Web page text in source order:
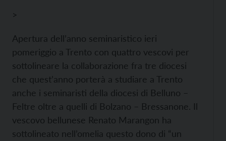
>
Apertura dell’anno seminaristico ieri
pomeriggio a Trento con quattro vescovi per
sottolineare la collaborazione fra tre diocesi
che quest’anno porterà a studiare a Trento
anche i seminaristi della diocesi di Belluno –
Feltre oltre a quelli di Bolzano – Bressanone. Il
vescovo bellunese Renato Marangon ha
sottolineato nell’omelia questo dono di “un